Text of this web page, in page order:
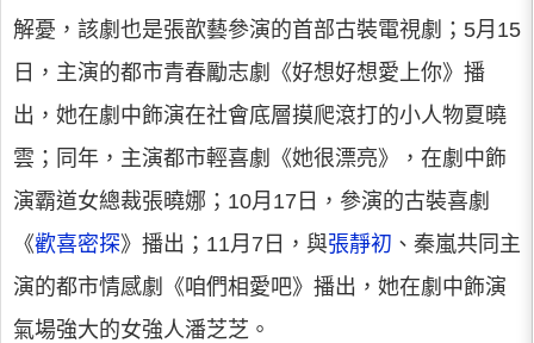
解憂，該劇也是張歆藝參演的首部古裝電視劇；5月15
日，主演的都市青春勵志劇《好想好想愛上你》播
出，她在劇中飾演在社會底層摸爬滾打的小人物夏曉
雲；同年，主演都市輕喜劇《她很漂亮》，在劇中飾
演霸道女總裁張曉娜；10月17日，參演的古裝喜劇
《歡喜密探》播出；11月7日，與張靜初 、秦嵐共同主
演的都市情感劇《咱們相愛吧》播出，她在劇中飾演
氣場強大的女強人潘芝芝。